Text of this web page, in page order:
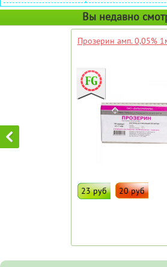
Вы недавно
Прозерин амп. 0,05%
23 руб 20 руб